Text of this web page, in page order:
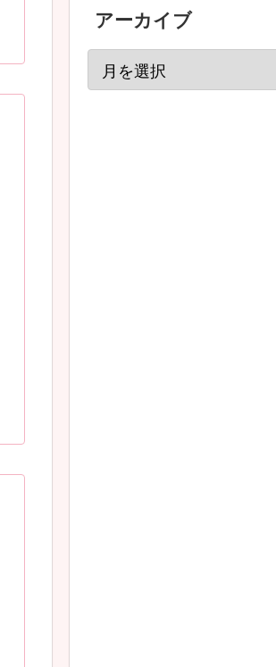
アーカイブ